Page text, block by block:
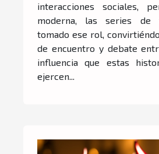
interacciones sociales,
moderna, las series de
tomado ese rol,
de encuentro y debate
influencia que estas
ejercen...